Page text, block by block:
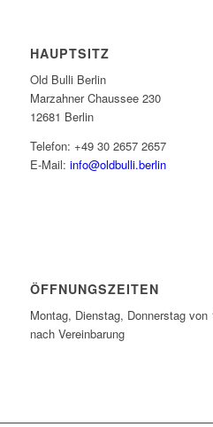
HAUPTSITZ
Old Bulli Berlin
Marzahner Chaussee 230
12681 Berlin
Telefon: +49 30 2657 2657
E-Mail: info@oldbulli.berlin
ÖFFNUNGSZEITEN
Montag, Dienstag, Donnerstag
nach Vereinbarung